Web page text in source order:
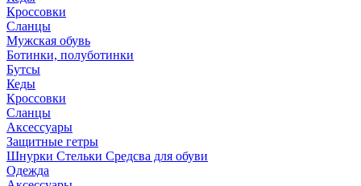
Кроссовки
Сланцы
Мужская обувь
Ботинки, полуботинки
Бутсы
Кеды
Кроссовки
Сланцы
Аксессуары
Защитные гетры
Шнурки Стельки Средсва для обуви
Одежда